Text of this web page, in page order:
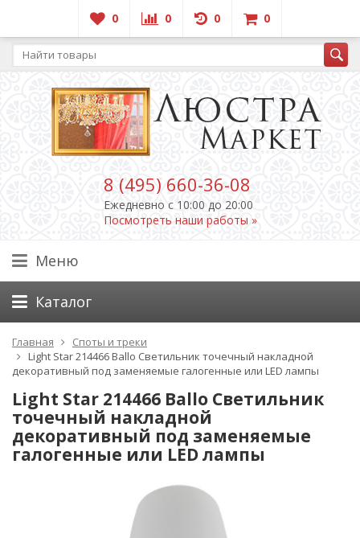
0 0 0 0
8 (495) 660-36-08
Ежедневно c 10:00 до 20:00
Посмотреть наши работы »
Меню
Каталог
Главная
Споты и треки
Light Star 214466 Ballo Светильник точечный накладной
декоративный под заменяемые галогенные или LED лампы
Light Star 214466 Ballo Светильник
точечный накладной
декоративный под заменяемые
галогенные или LED лампы